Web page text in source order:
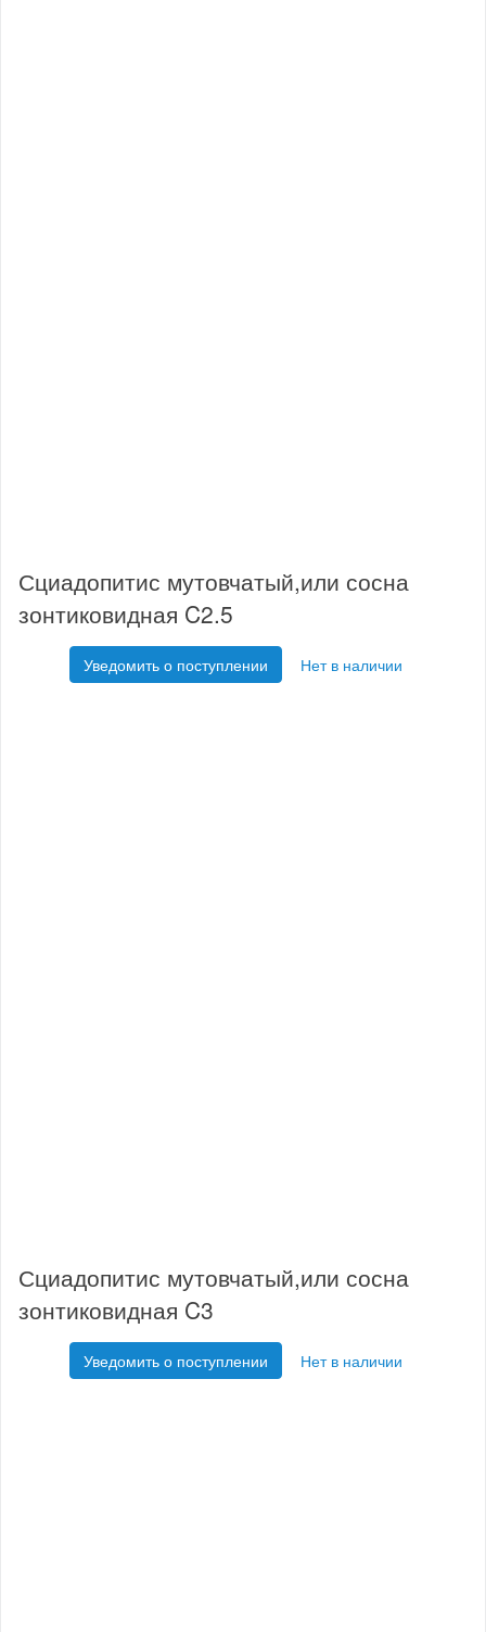
Сциадопитис мутовчатый,или сосна
зонтиковидная C2.5
Уведомить о поступлении Нет в наличии
Сциадопитис мутовчатый,или сосна
зонтиковидная C3
Уведомить о поступлении Нет в наличии